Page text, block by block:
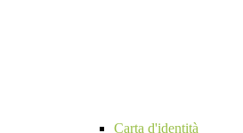
Carta d'identità